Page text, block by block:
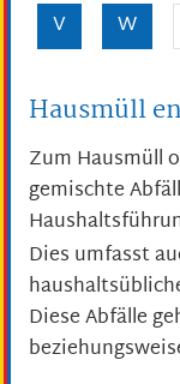
V
W
Hausmüll
Zum Hausmüll
gemischte
Dies umfasst
Diese Abfälle